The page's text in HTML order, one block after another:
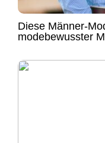
Diese Männer-
modebewusster